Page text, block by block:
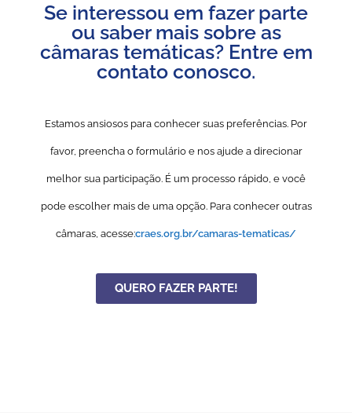
Se interessou em fazer parte
ou saber mais sobre as
câmaras temáticas? Entre em
contato conosco.​
Estamos ansiosos para conhecer suas preferências. Por
favor, preencha o formulário e nos ajude a direcionar
melhor sua participação. É um processo rápido, e você
pode escolher mais de uma opção. Para conhecer outras
câmaras, acesse:craes.org.br/camaras-tematicas/
QUERO FAZER PARTE!